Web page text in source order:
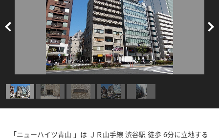
「ニューハイツ青山 」は ＪＲ山手線 渋谷駅 徒歩 6分に立地する